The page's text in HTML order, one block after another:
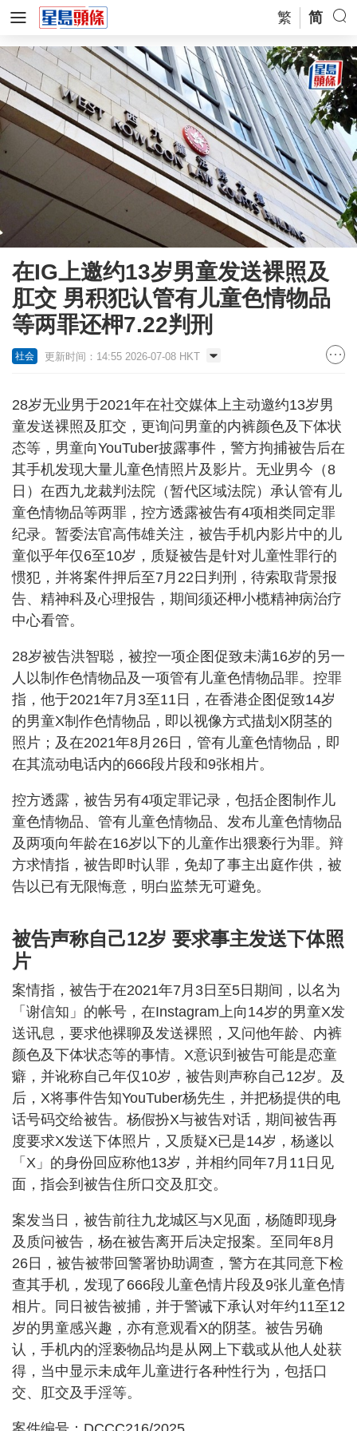
繁 简
在IG上邀约13岁男童发送裸照及
肛交 男积犯认管有儿童色情物品
等两罪还柙7.22判刑
社会 更新时间：14:55 2026-07-08 HKT
28岁无业男于2021年在社交媒体上主动邀约13岁男
童发送裸照及肛交，更询问男童的内裤颜色及下体状
态等，男童向YouTuber披露事件，警方拘捕被告后在
其手机发现大量儿童色情照片及影片。无业男今（8
日）在西九龙裁判法院（暂代区域法院）承认管有儿
童色情物品等两罪，控方透露被告有4项相类同定罪
纪录。暂委法官高伟雄关注，被告手机内影片中的儿
童似乎年仅6至10岁，质疑被告是针对儿童性罪行的
惯犯，并将案件押后至7月22日判刑，待索取背景报
告、精神科及心理报告，期间须还柙小榄精神病治疗
中心看管。
28岁被告洪智聪，被控一项企图促致未满16岁的另一
人以制作色情物品及一项管有儿童色情物品罪。控罪
指，他于2021年7月3至11日，在香港企图促致14岁
的男童X制作色情物品，即以视像方式描划X阴茎的
照片；及在2021年8月26日，管有儿童色情物品，即
在其流动电话内的666段片段和9张相片。
控方透露，被告另有4项定罪记录，包括企图制作儿
童色情物品、管有儿童色情物品、发布儿童色情物品
及两项向年龄在16岁以下的儿童作出猥亵行为罪。辩
方求情指，被告即时认罪，免却了事主出庭作供，被
告以已有无限悔意，明白监禁无可避免。
被告声称自己12岁 要求事主发送下体照
片
案情指，被告于在2021年7月3日至5日期间，以名为
「谢信知」的帐号，在Instagram上向14岁的男童X发
送讯息，要求他裸聊及发送裸照，又问他年龄、内裤
颜色及下体状态等的事情。X意识到被告可能是恋童
癖，并讹称自己年仅10岁，被告则声称自己12岁。及
后，X将事件告知YouTuber杨先生，并把杨提供的电
话号码交给被告。杨假扮X与被告对话，期间被告再
度要求X发送下体照片，又质疑X已是14岁，杨遂以
「X」的身份回应称他13岁，并相约同年7月11日见
面，指会到被告住所口交及肛交。
案发当日，被告前往九龙城区与X见面，杨随即现身
及质问被告，杨在被告离开后决定报案。至同年8月
26日，被告被带回警署协助调查，警方在其同意下检
查其手机，发现了666段儿童色情片段及9张儿童色情
相片。同日被告被捕，并于警诫下承认对年约11至12
岁的男童感兴趣，亦有意观看X的阴茎。被告另确
认，手机内的淫亵物品均是从网上下载或从他人处获
得，当中显示未成年儿童进行各种性行为，包括口
交、肛交及手淫等。